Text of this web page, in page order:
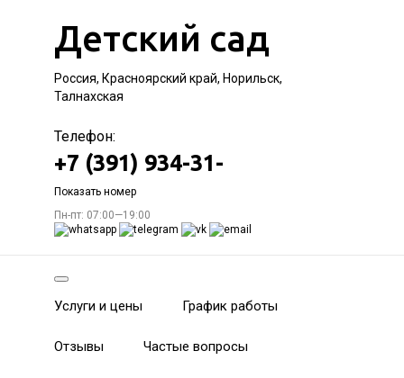
Детский сад
Россия, Красноярский край, Норильск,
Талнахская
Телефон:
+7 (391) 934-31-
Показать номер
Пн-пт: 07:00—19:00
Услуги и цены График работы
Отзывы Частые вопросы